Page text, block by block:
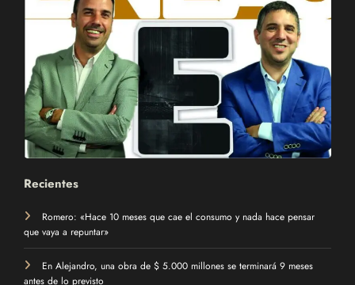
Recientes
Romero: «Hace 10 meses que cae el consumo y nada hace pensar
que vaya a repuntar»
En Alejandro, una obra de $ 5.000 millones se terminará 9 meses
antes de lo previsto